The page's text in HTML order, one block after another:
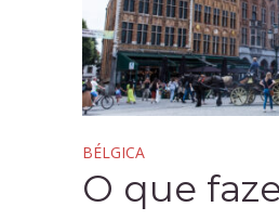
BÉLGICA
O que